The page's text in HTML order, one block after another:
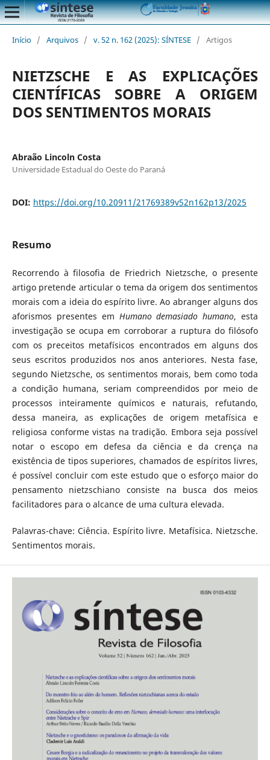
Início / Arquivos / v. 52 n. 162 (2025): SÍNTESE / Artigos
NIETZSCHE E AS EXPLICAÇÕES
CIENTÍFICAS SOBRE A ORIGEM
DOS SENTIMENTOS MORAIS
Abraão Lincoln Costa
Universidade Estadual do Oeste do Paraná
DOI: https://doi.org/10.20911/21769389v52n162p13/2025
Resumo
Recorrendo à filosofia de Friedrich Nietzsche, o presente
artigo pretende articular o tema da origem dos sentimentos
morais com a ideia do espírito livre. Ao abranger alguns dos
aforismos presentes em Hu­mano demasiado humano, esta
investigação se ocupa em corroborar a ruptura do filósofo
com os preceitos metafísicos encontrados em alguns dos
seus escritos produzidos nos anos anteriores. Nesta fase,
segundo Nietzsche, os sentimentos morais, bem como toda
a condição humana, seriam compreendidos por meio de
processos inteiramente químicos e naturais, refutando,
dessa maneira, as explicações de origem metafísica e
religiosa conforme vistas na tradição. Embora seja possível
notar o es­copo em defesa da ciência e da crença na
existência de tipos superiores, chamados de espíritos livres,
é possível concluir com este estudo que o esforço maior do
pensamento nietzschiano consiste na busca dos meios
facilitadores para o alcance de uma cultura elevada.
Palavras-chave: Ciência. Espírito livre. Metafísica. Nietzsche.
Sentimentos morais.